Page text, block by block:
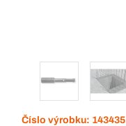
Číslo výrobku: 143435